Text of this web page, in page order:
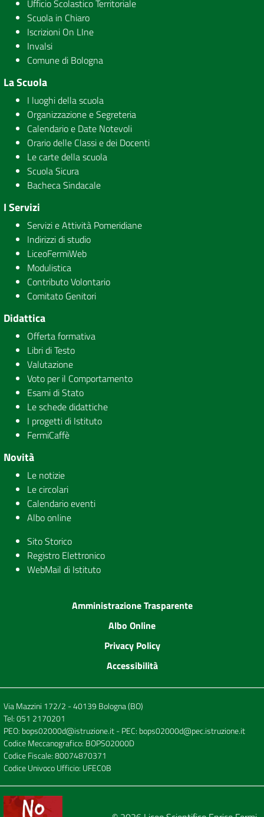
Ufficio Scolastico Territoriale
Scuola in Chiaro
Iscrizioni On LIne
Invalsi
Comune di Bologna
La Scuola
I luoghi della scuola
Organizzazione e Segreteria
Calendario e Date Notevoli
Orario delle Classi e dei Docenti
Le carte della scuola
Scuola Sicura
Bacheca Sindacale
I Servizi
Servizi e Attività Pomeridiane
Indirizzi di studio
LiceoFermiWeb
Modulistica
Contributo Volontario
Comitato Genitori
Didattica
Offerta formativa
Libri di Testo
Valutazione
Voto per il Comportamento
Esami di Stato
Le schede didattiche
I progetti di Istituto
FermiCaffè
Novità
Le notizie
Le circolari
Calendario eventi
Albo online
Sito Storico
Registro Elettronico
WebMail di Istituto
Amministrazione Trasparente
Albo Online
Privacy Policy
Accessibilità
Via Mazzini 172/2 - 40139 Bologna (BO)
Tel:051 2170201
PEO: bops02000d@istruzione.it- PEC: bops02000d@pec.istruzione.it
Codice Meccanografico: BOPS02000D
Codice Fiscale: 80074870371
Codice Univoco Ufficio: UFEC0B